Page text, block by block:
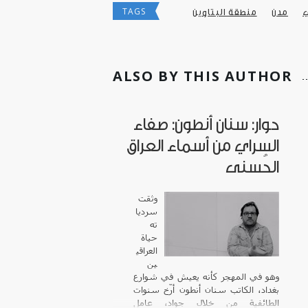
TAGS منطقة البتاوين مدن
ALSO BY THIS AUTHOR
حوار: سنان أنطون: صفاء
السراي من أسماء العراق
الحُسنى
وثقت
سرديا
ته
حياة
العراقي
ين
وهو في المهجر كأنه يعيش في شوارع
بغداد، الكاتب سنان أنطون أرّخ سنوات
الطائفية من خلال جواد، عامل